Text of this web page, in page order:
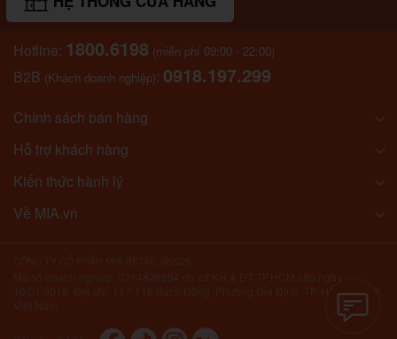
Hotline: 1800.6198 (miễn phí 09:00 - 22:00)
B2B (Khách doanh nghiệp): 0918.197.299
Chính sách bán hàng
Hỗ trợ khách hàng
Kiến thức hành lý
Về MIA.vn
10/01/2018. Địa chỉ: 117-119 Bạch Đằng, Phường Gia Định, TP. Hồ Chí Minh,